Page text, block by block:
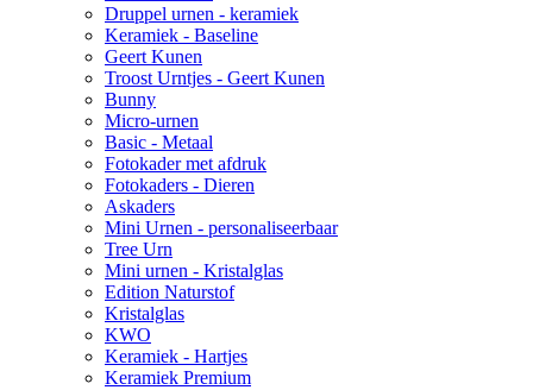
Druppel urnen - keramiek
Keramiek - Baseline
Geert Kunen
Troost Urntjes - Geert Kunen
Bunny
Micro-urnen
Basic - Metaal
Fotokader met afdruk
Fotokaders - Dieren
Askaders
Mini Urnen - personaliseerbaar
Tree Urn
Mini urnen - Kristalglas
Edition Naturstof
Kristalglas
KWO
Keramiek - Hartjes
Keramiek Premium